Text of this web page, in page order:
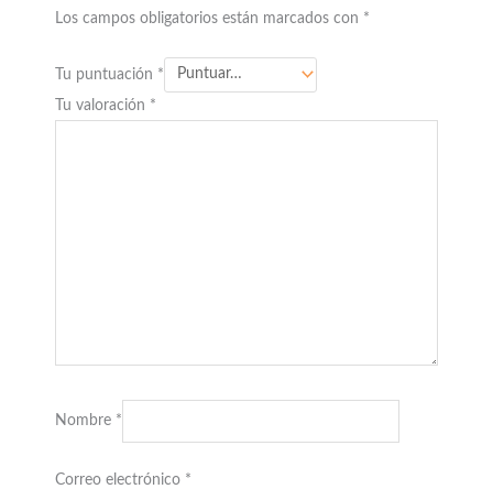
Los campos obligatorios están marcados con *
Tu puntuación *
Tu valoración *
Nombre *
Correo electrónico *